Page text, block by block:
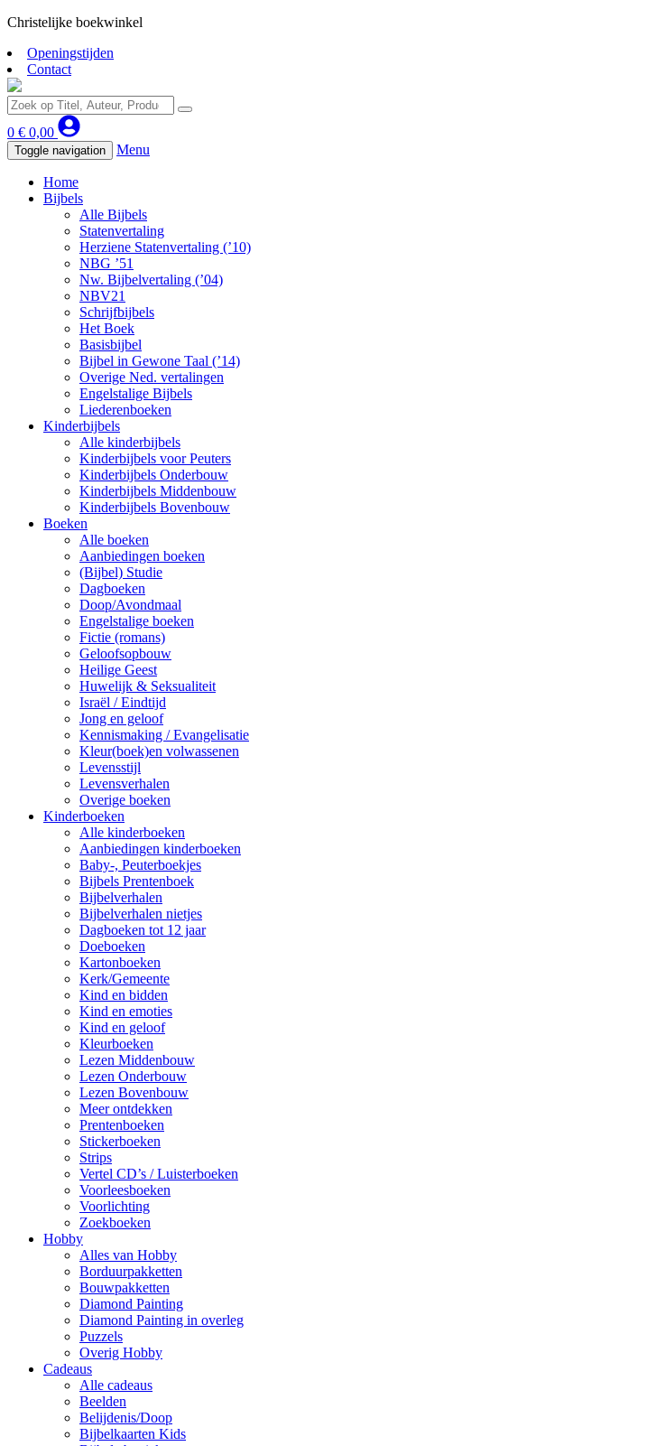
Christelijke boekwinkel
Openingstijden
Contact
0 € 0,00
Toggle navigation Menu
Home
Bijbels
Alle Bijbels
Statenvertaling
Herziene Statenvertaling (’10)
NBG ’51
Nw. Bijbelvertaling (’04)
NBV21
Schrijfbijbels
Het Boek
Basisbijbel
Bijbel in Gewone Taal (’14)
Overige Ned. vertalingen
Engelstalige Bijbels
Liederenboeken
Kinderbijbels
Alle kinderbijbels
Kinderbijbels voor Peuters
Kinderbijbels Onderbouw
Kinderbijbels Middenbouw
Kinderbijbels Bovenbouw
Boeken
Alle boeken
Aanbiedingen boeken
(Bijbel) Studie
Dagboeken
Doop/Avondmaal
Engelstalige boeken
Fictie (romans)
Geloofsopbouw
Heilige Geest
Huwelijk & Seksualiteit
Israël / Eindtijd
Jong en geloof
Kennismaking / Evangelisatie
Kleur(boek)en volwassenen
Levensstijl
Levensverhalen
Overige boeken
Kinderboeken
Alle kinderboeken
Aanbiedingen kinderboeken
Baby-, Peuterboekjes
Bijbels Prentenboek
Bijbelverhalen
Bijbelverhalen nietjes
Dagboeken tot 12 jaar
Doeboeken
Kartonboeken
Kerk/Gemeente
Kind en bidden
Kind en emoties
Kind en geloof
Kleurboeken
Lezen Middenbouw
Lezen Onderbouw
Lezen Bovenbouw
Meer ontdekken
Prentenboeken
Stickerboeken
Strips
Vertel CD’s / Luisterboeken
Voorleesboeken
Voorlichting
Zoekboeken
Hobby
Alles van Hobby
Borduurpakketten
Bouwpakketten
Diamond Painting
Diamond Painting in overleg
Puzzels
Overig Hobby
Cadeaus
Alle cadeaus
Beelden
Belijdenis/Doop
Bijbelkaarten Kids